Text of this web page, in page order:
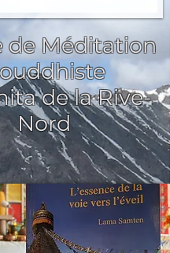
de Méditation
de la Rive-
Nord